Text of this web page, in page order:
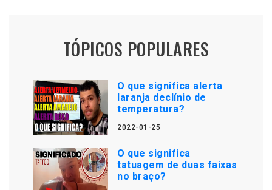
TÓPICOS POPULARES
O que significa alerta
laranja declínio de
temperatura?
2022-01-25
O que significa
tatuagem de duas faixas
no braço?